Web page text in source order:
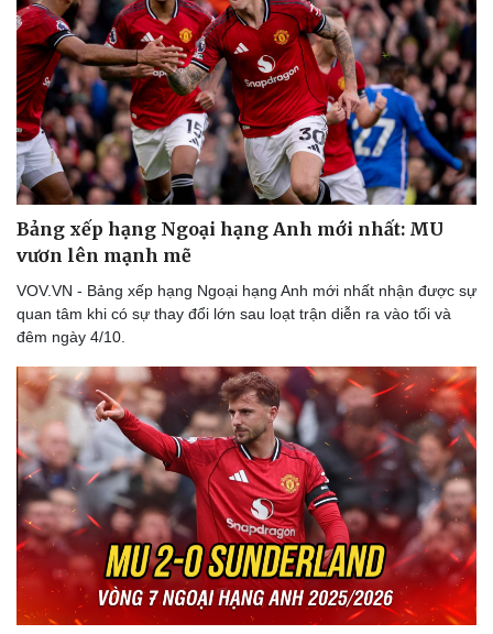
Thể thao
Bóng đá
Lịch thi đấu bóng đá
Ô tô - Xe máy
Ô tô
Xe máy
Bảng xếp hạng Ngoại hạng Anh mới nhất: MU
vươn lên mạnh mẽ
VOV.VN - Bảng xếp hạng Ngoại hạng Anh mới nhất nhận được sự
quan tâm khi có sự thay đổi lớn sau loạt trận diễn ra vào tối và
đêm ngày 4/10.